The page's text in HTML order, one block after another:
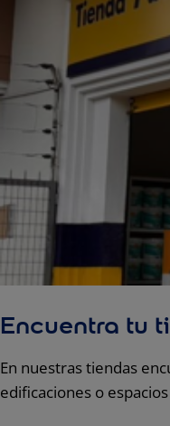
Encuentra tu
En nuestras tiendas
edificaciones o